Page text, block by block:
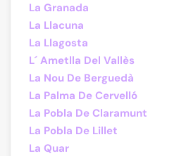
La Granada
La Llacuna
La Llagosta
L´ Ametlla Del Vallès
La Nou De Berguedà
La Palma De Cervelló
La Pobla De Claramunt
La Pobla De Lillet
La Quar